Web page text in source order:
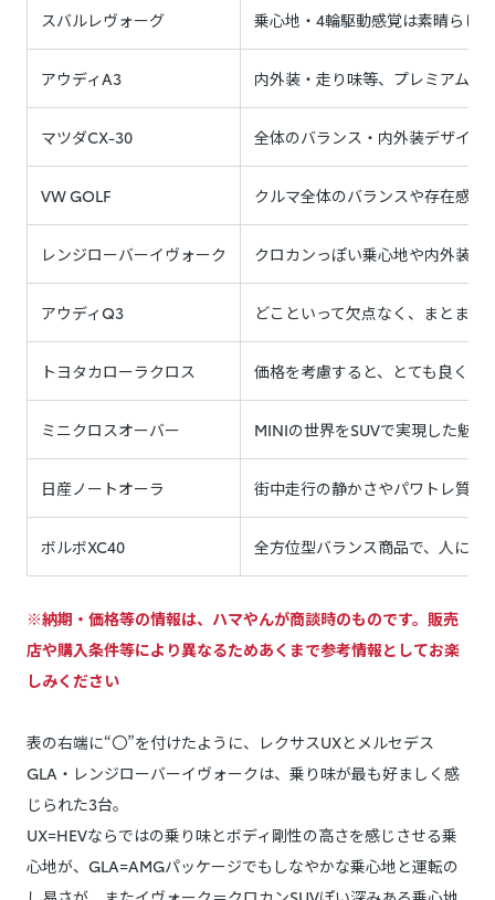
スバルレヴォーグ 乗心地・4輪駆動感覚は素晴らし
アウディA3 内外装・走り味等、プレミアムコ
マツダCX-30 全体のバランス・内外装デザイン
VW GOLF クルマ全体のバランスや存在感
レンジローバーイヴォーク クロカンっぽい乗心地や内外装
アウディQ3 どこといって欠点なく、まとま
トヨタカローラクロス 価格を考慮すると、とても良く出
ミニクロスオーバー MINIの世界をSUVで実現した魅
日産ノートオーラ 街中走行の静かさやパワトレ質感
ボルボXC40 全方位型バランス商品で、人に優
※納期・価格等の情報は、ハマやんが商談時のものです。販売
店や購入条件等により異なるためあくまで参考情報としてお楽
しみください
表の右端に“〇”を付けたように、レクサスUXとメルセデス
GLA・レンジローバーイヴォークは、乗り味が最も好ましく感
じられた3台。
UX=HEVならではの乗り味とボディ剛性の高さを感じさせる乗
心地が、GLA=AMGパッケージでもしなやかな乗心地と運転の